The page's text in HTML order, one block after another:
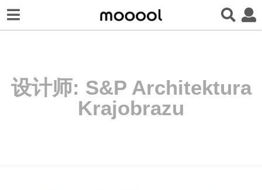
设计师: S&P Architektura
Krajobrazu